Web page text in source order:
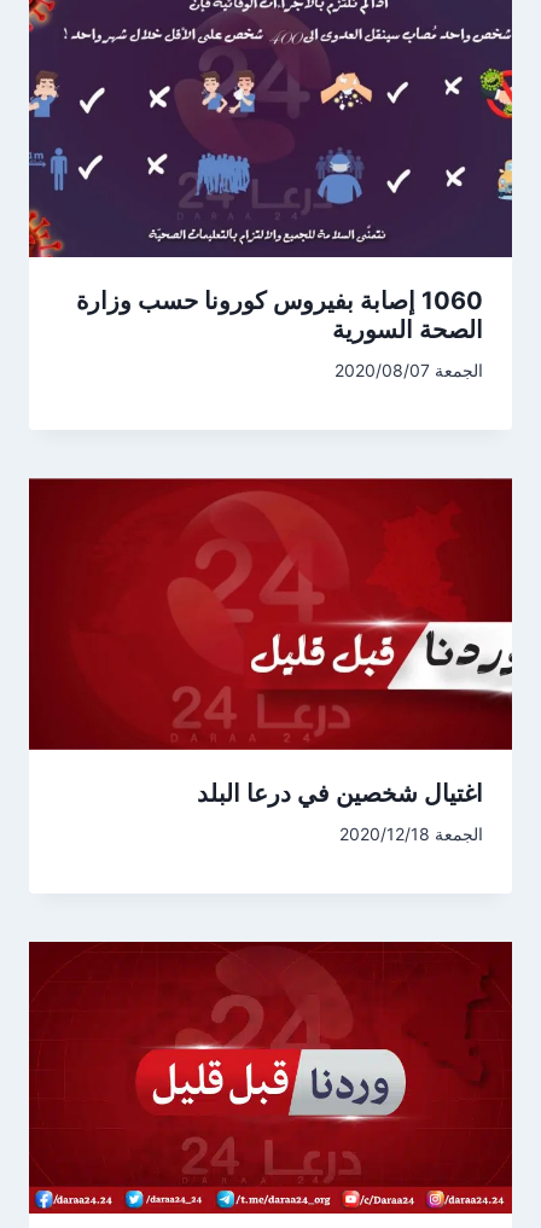
1060 إصابة بفيروس كورونا حسب وزارة
الصحة السورية
الجمعة 2020/08/07
اغتيال شخصين في درعا البلد
الجمعة 2020/12/18